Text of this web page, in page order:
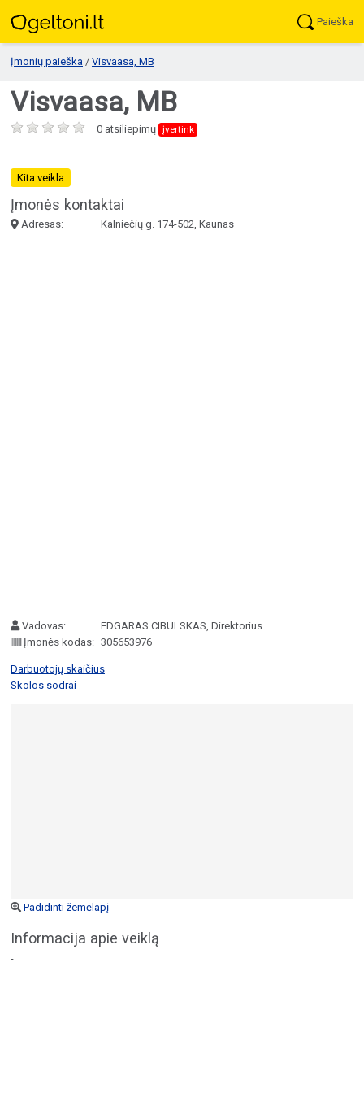
Paieška
Įmonių paieška / Visvaasa, MB
Visvaasa, MB
0 atsiliepimų įvertink
Kita veikla
Įmonės kontaktai
Adresas: Kalniečių g. 174-502, Kaunas
Vadovas:
EDGARAS CIBULSKAS, Direktorius
Įmonės kodas: 305653976
Darbuotojų skaičius
Skolos sodrai
Padidinti žemėlapį
Informacija apie veiklą
-